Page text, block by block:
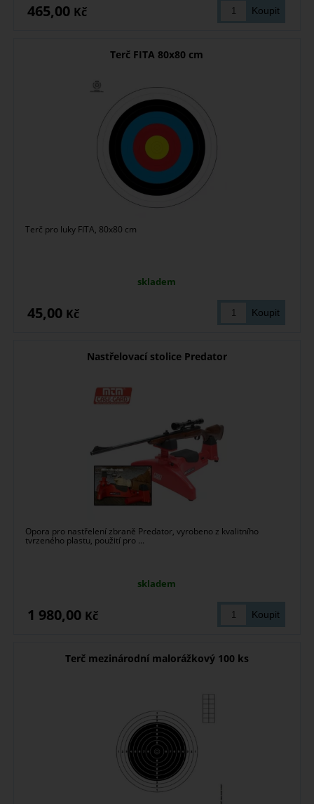
465,00 Kč
Terč FITA 80x80 cm
Terč pro luky FITA, 80x80 cm
skladem
45,00 Kč
Nastřelovací stolice Predator
Opora pro nastřelení zbraně Predator, vyrobeno z kvalitního
tvrzeného plastu, použití pro ...
skladem
1 980,00 Kč
Terč mezinárodní malorážkový 100 ks